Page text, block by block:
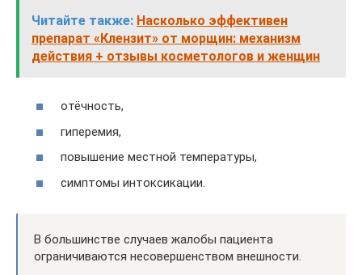
Читайте также: Насколько эффективен
препарат «Клензит» от морщин: механизм
действия + отзывы косметологов и женщин
отёчность,
гиперемия,
повышение местной температуры,
симптомы интоксикации.
В большинстве случаев жалобы пациента
ограничиваются несовершенством внешности.